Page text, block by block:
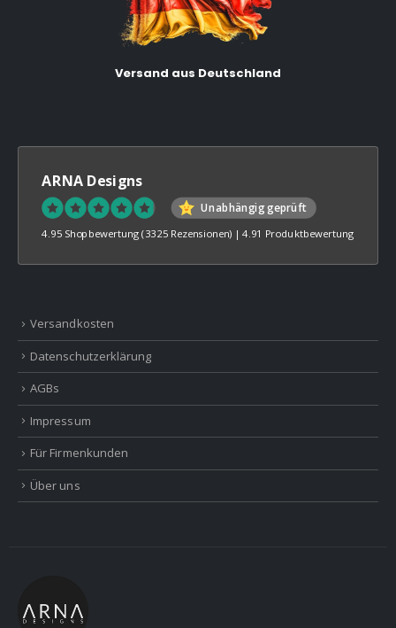
Versand aus Deutschland
ARNA Designs
Unabhängig geprüft
4.95 Shopbewertung (3325 Rezensionen) |4.91 Produktbewertung
Versandkosten
Datenschutzerklärung
AGBs
Impressum
Für Firmenkunden
Über uns